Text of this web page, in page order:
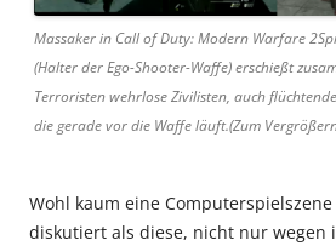
Massaker in Call of Duty: Modern Warfare
(Halter der Ego-Shooter-Waffe) erschießt
Terroristen wehrlose Zivilisten, auch
die gerade vor die Waffe läuft.(Zum
Wohl kaum eine
diskutiert als diese, nicht nur wegen